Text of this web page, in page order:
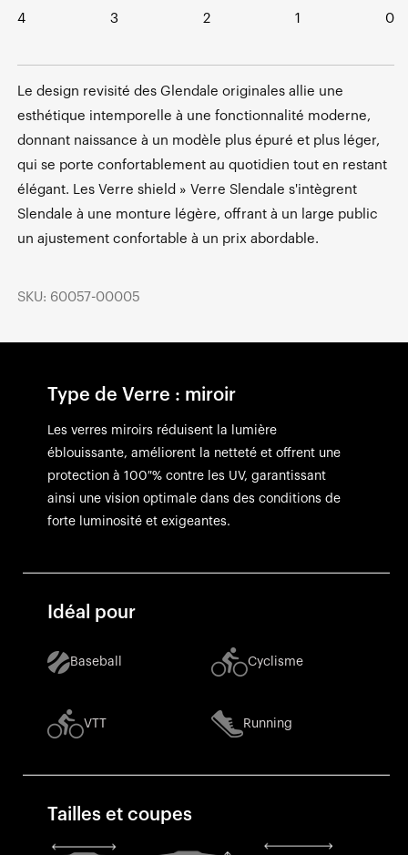
4 3 2 1 0
Le design revisité des Glendale originales allie une
esthétique intemporelle à une fonctionnalité moderne,
donnant naissance à un modèle plus épuré et plus léger,
qui se porte confortablement au quotidien tout en restant
élégant. Les Verre shield » Verre Slendale s'intègrent
Slendale à une monture légère, offrant à un large public
un ajustement confortable à un prix abordable.
SKU: 60057-00005
Type de Verre : miroir
Les verres miroirs réduisent la lumière
éblouissante, améliorent la netteté et offrent une
protection à 100 % contre les UV, garantissant
ainsi une vision optimale dans des conditions de
forte luminosité et exigeantes.
Idéal pour
Baseball Cyclisme
VTT Running
Tailles et coupes